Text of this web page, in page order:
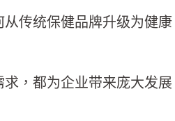
传统保健品牌升级为健康
，都为企业带来庞大发展